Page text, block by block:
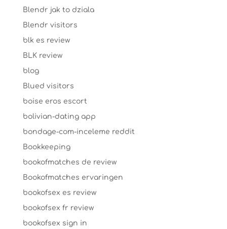
Blendr jak to dziala
Blendr visitors
blk es review
BLK review
blog
Blued visitors
boise eros escort
bolivian-dating app
bondage-com-inceleme reddit
Bookkeeping
bookofmatches de review
Bookofmatches ervaringen
bookofsex es review
bookofsex fr review
bookofsex sign in